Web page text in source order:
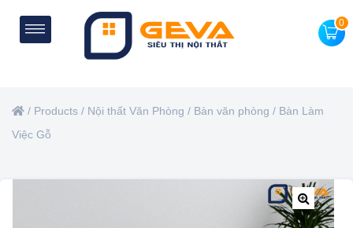
0
/ Products / Nội thất Văn Phòng / Bàn văn phòng / Bàn Làm
Việc Gỗ
🔍